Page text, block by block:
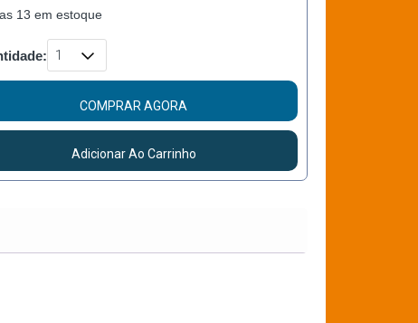
13 em estoque
COMPRAR AGORA
Adicionar Ao Carrinho